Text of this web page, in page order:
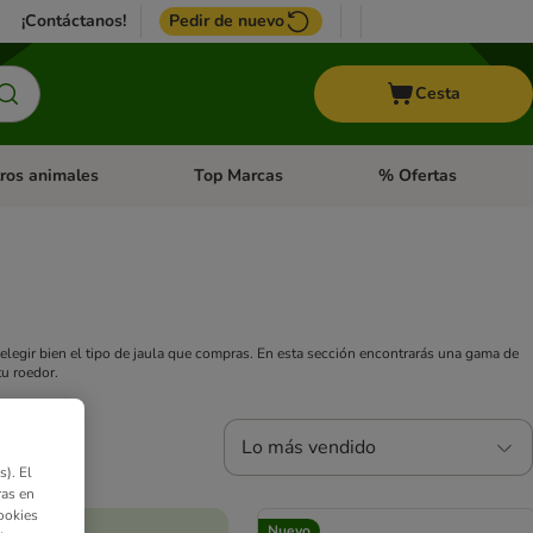
¡Contáctanos! Pedir de nuevo
Cesta
Roedores y +
de categoria abierto: Pájaros
animales Menú de categoria abierto: Otros animales
Top Marcas Menú de categoria
% Ofertas
bien el tipo de jaula que compras. En esta sección encontrarás una gama de
roedor.
Lo más vendido
El
en